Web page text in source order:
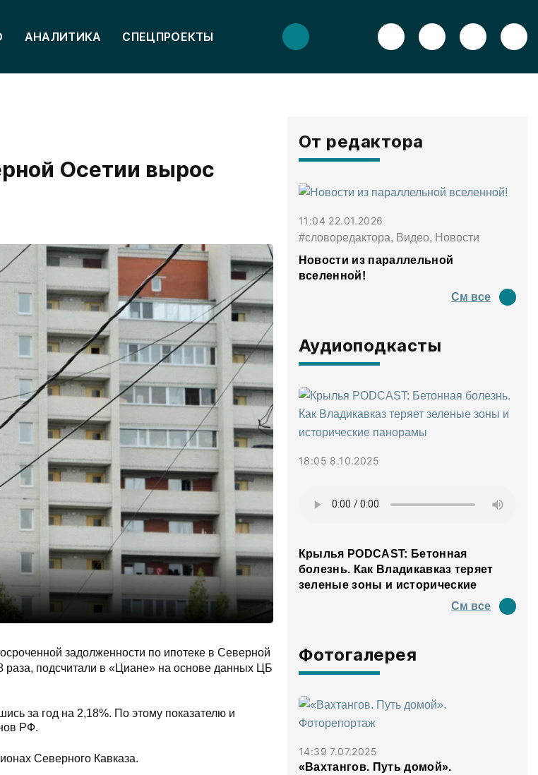
АНАЛИТИКА СПЕЦПРОЕКТЫ
Осетии вырос
задолженности по ипотеке в Северной
подсчитали в «Циане» на основе данных ЦБ
за год на 2,18%. По этому показателю и
РФ.
Северного Кавказа.
От редактора
11:04 22.01.2026
#словоредактора, Видео, Новости
Новости из параллельной
вселенной!
См все
Аудиоподкасты
18:05 8.10.2025
Крылья PODCAST: Бетонная
болезнь. Как Владикавказ теряет
зеленые зоны и исторические
См все
Фотогалерея
14:39 7.07.2025
«Вахтангов. Путь домой».